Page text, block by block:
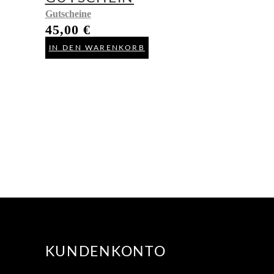
Gutscheine
45,00€
IN DEN WARENKORB
KUNDENKONTO